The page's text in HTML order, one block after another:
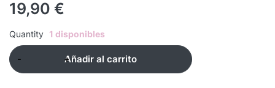
19,90 €
Quantity 1 disponibles
Añadir al carrito